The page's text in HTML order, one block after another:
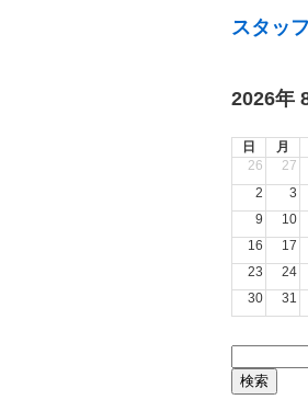
スタッ
2026年
日 月
26
27
2
3
9
10
16
17
23
24
30
31
検索